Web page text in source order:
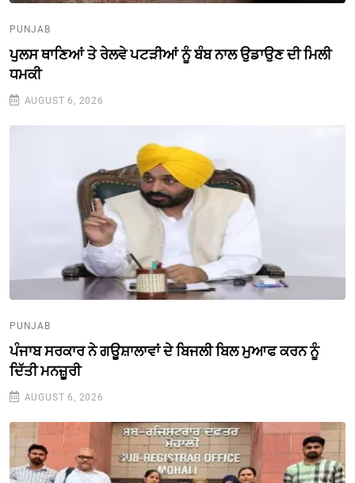
PUNJAB
ਪੁਲਸ ਥਾਣਿਆਂ ਤੇ ਰੇਲਵੇ ਪਟੜੀਆਂ ਨੂੰ ਬੰਬ ਨਾਲ ਉਡਾਉਣ ਦੀ ਮਿਲੀ
ਧਮਕੀ
AUGUST 6, 2026
PUNJAB
ਪੰਜਾਬ ਸਰਕਾਰ ਨੇ ਗਊਸ਼ਾਲਾਵਾਂ ਦੇ ਬਿਜਲੀ ਬਿਲ ਮੁਆਫ ਕਰਨ ਨੂੰ
ਦਿੱਤੀ ਮਨਜ਼ੂਰੀ
AUGUST 6, 2026